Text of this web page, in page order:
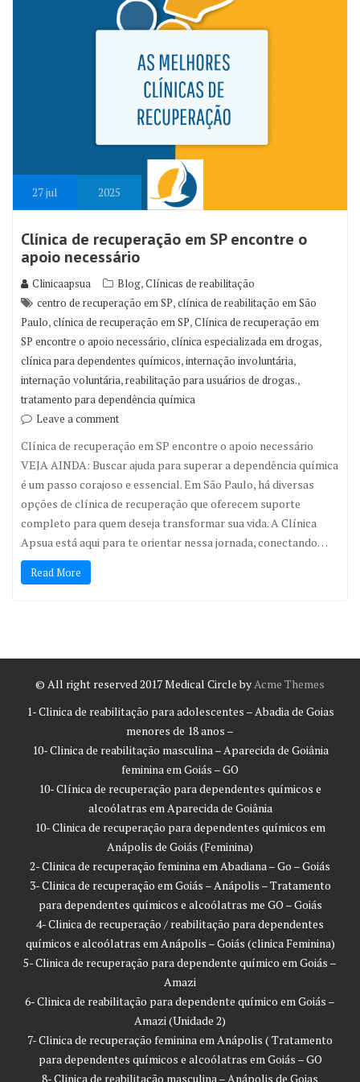
27jul 2025
Clínica de recuperação em SP encontre o
apoio necessário
Clinicaapsua Blog,Clínicas de reabilitação
centro de recuperação em SP,clínica de reabilitação em São
Paulo,clínica de recuperação em SP,Clínica de recuperação em
SP encontre o apoio necessário,clínica especializada em drogas,
clínica para dependentes químicos,internação involuntária,
internação voluntária,reabilitação para usuários de drogas.,
tratamento para dependência química
Leave a comment
Clínica de recuperação em SP encontre o apoio necessário
VEJA AINDA: Buscar ajuda para superar a dependência química
é um passo corajoso e essencial. Em São Paulo, há diversas
opções de clínica de recuperação que oferecem suporte
completo para quem deseja transformar sua vida. A Clínica
Apsua está aqui para te orientar nessa jornada, conectando…
Read More
© All right reserved 2017Medical Circle byAcme Themes
1- Clinica de reabilitação para adolescentes – Abadia de Goias
menores de 18 anos –
10- Clinica de reabilitação masculina – Aparecida de Goiânia
feminina em Goiás – GO
10- Clínica de recuperação para dependentes químicos e
alcoólatras em Aparecida de Goiânia
10- Clinica de recuperação para dependentes químicos em
Anápolis de Goiás (Feminina)
2- Clinica de recuperação feminina em Abadiana – Go – Goiás
3- Clinica de recuperação em Goiás – Anápolis – Tratamento
para dependentes químicos e alcoólatras me GO – Goiás
4- Clinica de recuperação / reabilitação para dependentes
químicos e alcoólatras em Anápolis – Goiás (clinica Feminina)
5- Clinica de recuperação para dependente químico em Goiás –
Amazi
6- Clinica de reabilitação para dependente químico em Goiás –
Amazi (Unidade 2)
7- Clinica de recuperação feminina em Anápolis ( Tratamento
para dependentes químicos e alcoólatras em Goiás – GO
8- Clinica de reabilitação masculina – Anápolis de Goias